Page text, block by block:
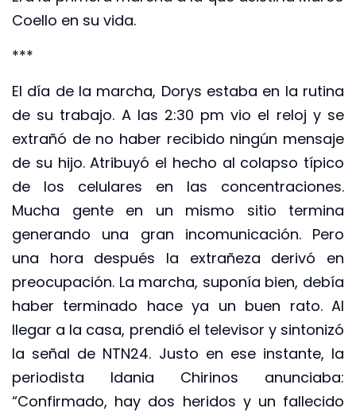
Coello en su vida.
***
El día de la marcha, Dorys estaba en la rutina
de su trabajo. A las 2:30 pm vio el reloj y se
extrañó de no haber recibido ningún mensaje
de su hijo. Atribuyó el hecho al colapso típico
de los celulares en las concentraciones.
Mucha gente en un mismo sitio termina
generando una gran incomunicación. Pero
una hora después la extrañeza derivó en
preocupación. La marcha, suponía bien, debía
haber terminado hace ya un buen rato. Al
llegar a la casa, prendió el televisor y sintonizó
la señal de NTN24. Justo en ese instante, la
periodista Idania Chirinos anunciaba:
“Confirmado, hay dos heridos y un fallecido